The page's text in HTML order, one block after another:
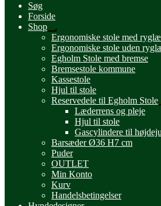
Søg
Forside
Shop
Udfold
undermenu
Ergonomiske stole med
Ergonomiske stole uden
Egholm Stole med bremse
Bremsestole kommune
Kassestole
Hjul til stole
Reservedele til Egholm Stole
Læderrens og pleje
Hjul til stole
Gascylindere til
Barsæder Ø36 H7 cm
Puder
OUTLET
Min Konto
Kurv
Handelsbetingelser